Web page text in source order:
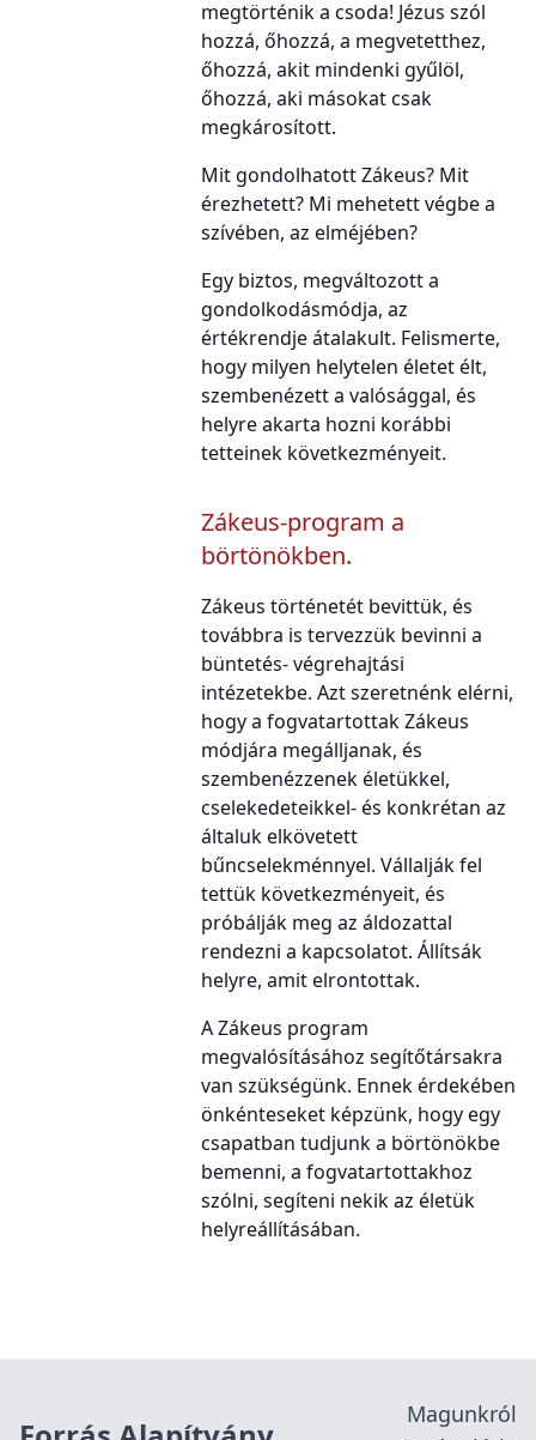
megtörténik a csoda! Jézus szól
hozzá, őhozzá, a megvetetthez,
őhozzá, akit mindenki gyűlöl,
őhozzá, aki másokat csak
megkárosított.
Mit gondolhatott Zákeus? Mit
érezhetett? Mi mehetett végbe a
szívében, az elméjében?
Egy biztos, megváltozott a
gondolkodásmódja, az
értékrendje átalakult. Felismerte,
hogy milyen helytelen életet élt,
szembenézett a valósággal, és
helyre akarta hozni korábbi
tetteinek következményeit.
Zákeus-program a
börtönökben.
Zákeus történetét bevittük, és
továbbra is tervezzük bevinni a
büntetés- végrehajtási
intézetekbe. Azt szeretnénk elérni,
hogy a fogvatartottak Zákeus
módjára megálljanak, és
szembenézzenek életükkel,
cselekedeteikkel- és konkrétan az
általuk elkövetett
bűncselekménnyel. Vállalják fel
tettük következményeit, és
próbálják meg az áldozattal
rendezni a kapcsolatot. Állítsák
helyre, amit elrontottak.
A Zákeus program
megvalósításához segítőtársakra
van szükségünk. Ennek érdekében
önkénteseket képzünk, hogy egy
csapatban tudjunk a börtönökbe
bemenni, a fogvatartottakhoz
szólni, segíteni nekik az életük
helyreállításában.
Magunkról